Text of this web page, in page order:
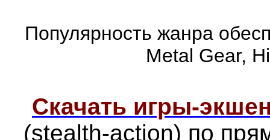
Популярность жанра
Metal Gear,
Скачать игры-
(stealth-action) по